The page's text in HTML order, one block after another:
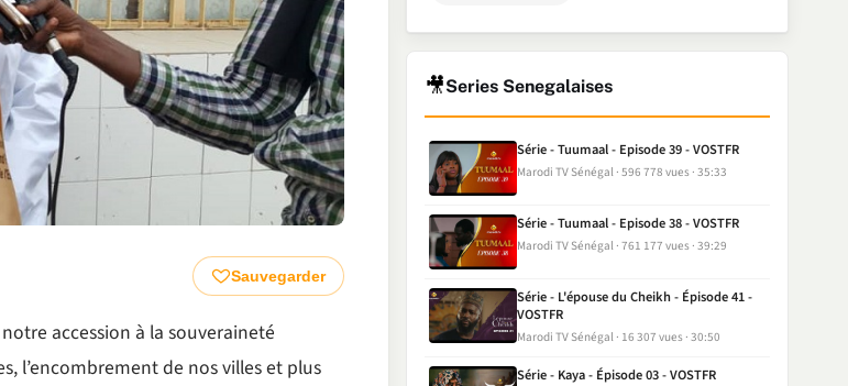
Sauvegarder
accession à la souveraineté
l’encombrement de nos villes et plus
🎥Series Senegalaises
Série - Tuumaal - Episode 39 - VOSTFR
Marodi TV Sénégal 596 778 vues 35:33
Série - Tuumaal - Episode 38 - VOSTFR
Marodi TV Sénégal 761 177 vues 39:29
Série - L'épouse du Cheikh - Épisode 41 -
VOSTFR
Marodi TV Sénégal 16 307 vues 30:50
Série - Kaya - Épisode 03 - VOSTFR